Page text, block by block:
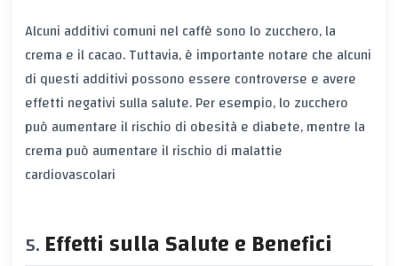
Alcuni additivi comuni nel caffè sono lo zucchero, la
crema e il cacao. Tuttavia, è importante notare che alcuni
di questi additivi possono essere controverse e avere
effetti negativi sulla salute. Per esempio, lo zucchero
può aumentare il rischio di obesità e diabete, mentre la
crema può aumentare il rischio di malattie
cardiovascolari
Effetti sulla Salute e Benefici